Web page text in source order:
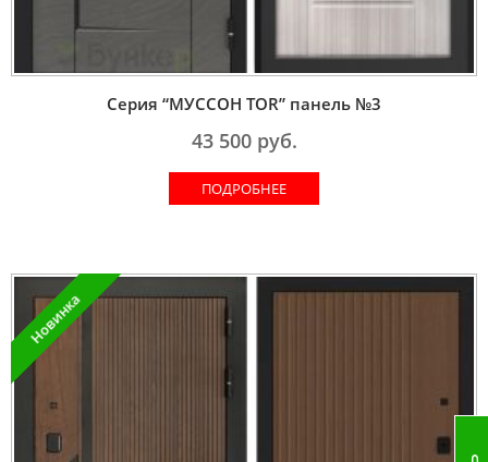
Серия “МУССОН TOR” панель №3
43 500руб.
ПОДРОБНЕЕ
Новинка